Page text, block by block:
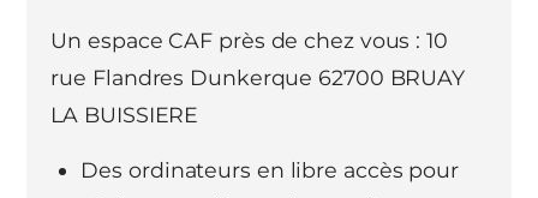
Un espace CAF près de chez vous : 10
rue Flandres Dunkerque 62700 BRUAY
LA BUISSIERE
Des ordinateurs en libre accès pour